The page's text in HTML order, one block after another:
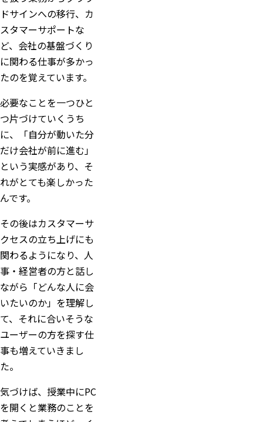
ドサインへの移行、カ
スタマーサポートな
ど、会社の基盤づくり
に関わる仕事が多かっ
たのを覚えています。
必要なことを一つひと
つ片づけていくうち
に、「自分が動いた分
だけ会社が前に進む」
という実感があり、そ
れがとても楽しかった
んです。
その後はカスタマーサ
クセスの立ち上げにも
関わるようになり、人
事・経営者の方と話し
ながら「どんな人に会
いたいのか」を理解し
て、それに合いそうな
ユーザーの方を探す仕
事も増えていきまし
た。
気づけば、授業中にPC
を開くと業務のことを